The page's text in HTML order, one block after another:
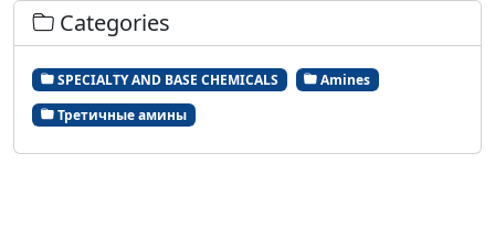
Categories
SPECIALTY AND BASE CHEMICALS
Amines
Третичные амины